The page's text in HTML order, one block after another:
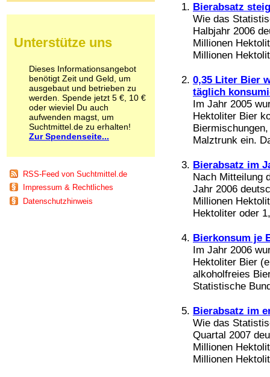
Bierabsatz
Wie das
Halbjahr 2006
Millionen
Millionen
0,35 Liter Bier
täglich
Im Jahr 2005
Hektoliter Bier
Malztrunk ein.
Bierabsatz im
Nach Mitteilung
Jahr 2006
Millionen
Hektoliter oder
Bierkonsum je
Im Jahr 2006
Hektoliter Bier
alkoholfreies
Statistische
Bierabsatz im
Wie das
Quartal 2007
Millionen
Millionen
Pilze
Psychopharmaka
Schlafmittel
Schmerzmittel
Schnüffelstoffe
Spice
Sucht / Süchte
Alkoholsucht
Co-Abhängigkeit
Computersucht
Ess-Brechsucht
Essstörungen
Fernsehsucht
Unterstütze uns
Dieses Informationsangebot
benötigt Zeit und Geld, um
ausgebaut und betrieben zu
werden. Spende jetzt 5 €, 10 €
oder wieviel Du auch
aufwenden magst, um
Suchtmittel.de zu erhalten!
Zur Spendenseite...
RSS-Feed von Suchtmittel.de
Impressum & Rechtliches
Datenschutzhinweis